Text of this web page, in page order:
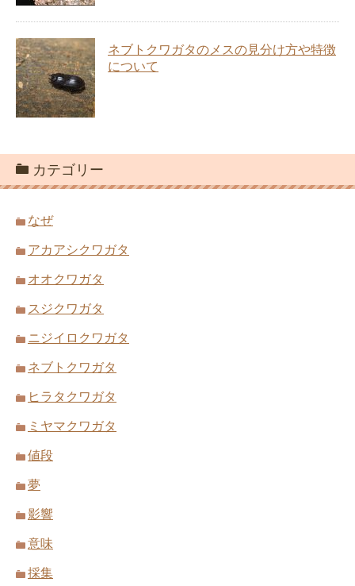
ネブトクワガタのメスの見分け方や特徴
について
カテゴリー
なぜ
アカアシクワガタ
オオクワガタ
スジクワガタ
ニジイロクワガタ
ネブトクワガタ
ヒラタクワガタ
ミヤマクワガタ
値段
夢
影響
意味
採集